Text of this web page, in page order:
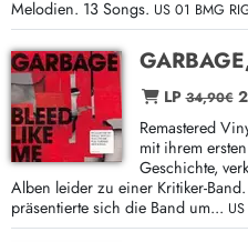
Melodien. 13 Songs. US 01 BMG
LP34,90€
Remastered
mit ihrem
Geschichte,
Alben leider zu einer Kritiker-
präsentierte sich die Band um...